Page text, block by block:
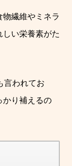
繊維やミネラ
い栄養素がた
言われてお
かり補えるの